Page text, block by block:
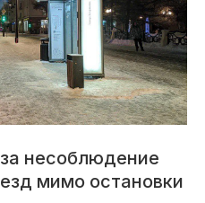
несоблюдение
мимо остановки